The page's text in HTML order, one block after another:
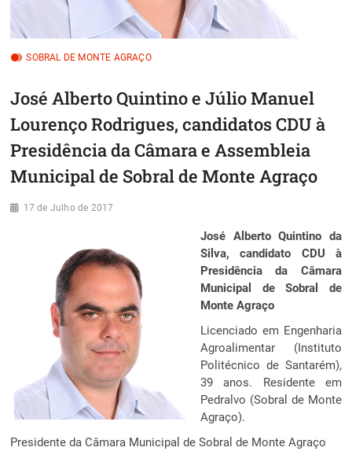
SOBRAL DE MONTE AGRAÇO
José Alberto Quintino e Júlio Manuel
Lourenço Rodrigues, candidatos CDU à
Presidência da Câmara e Assembleia
Municipal de Sobral de Monte Agraço
17 de Julho de 2017
José Alberto Quintino da
Silva, candidato CDU à
Presidência da Câmara
Municipal de Sobral de
Monte Agraço
Licenciado em Engenharia
Agroalimentar (Instituto
Politécnico de Santarém),
39 anos. Residente em
Pedralvo (Sobral de Monte
Agraço).
Presidente da Câmara Municipal de Sobral de Monte Agraço